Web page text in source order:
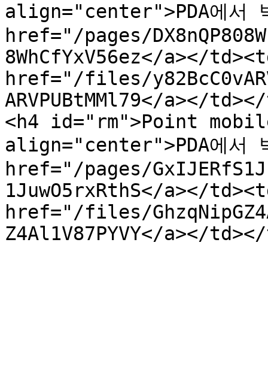
align="center">PDA에서
href="/pages/
8WhCfYxV56ez</a></
href="/files/
ARVPUBtMMl79</a></
<h4 id="rm">Point
align="center">PDA에서
href="/pages/
1JuwO5rxRthS</a></
href="/files/